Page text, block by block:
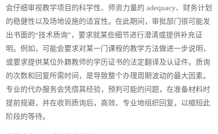
会仔细审视教学项目的科学性、师资力量的 adequacy、财务计划
的稳健性以及场地设施的适宜性。在此期间，审批部门很可能发
出书面的“技术质询”，要求就某些细节进行澄清或提供补充证
明。例如，可能会要求对某一门课程的教学方法做进一步说明，
或要求提供某位外籍教师的学历证书的法定翻译及认证件。质询
的次数和回复所需时间，是导致整个办理周期波动的最大因素。
专业的代办服务会凭借其经验，预判可能的问题，在准备材料时
提前规避，并在收到质询后，高效、专业地组织回复，以缩短此
阶段的等待。